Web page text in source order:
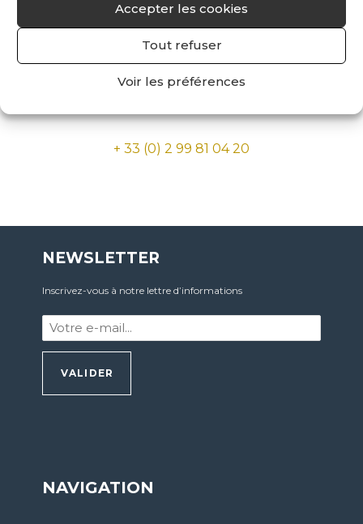
Accepter les cookies
Tout refuser
Voir les préférences
+ 33 (0) 2 99 81 04 20
NEWSLETTER
Inscrivez-vous à notre lettre d’informations
Votre
e-
mail
:
NAVIGATION